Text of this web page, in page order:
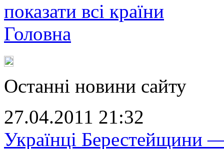
показати всі країни
Головна
Останні новини сайту
27.04.2011 21:32
Українці Берестейщини